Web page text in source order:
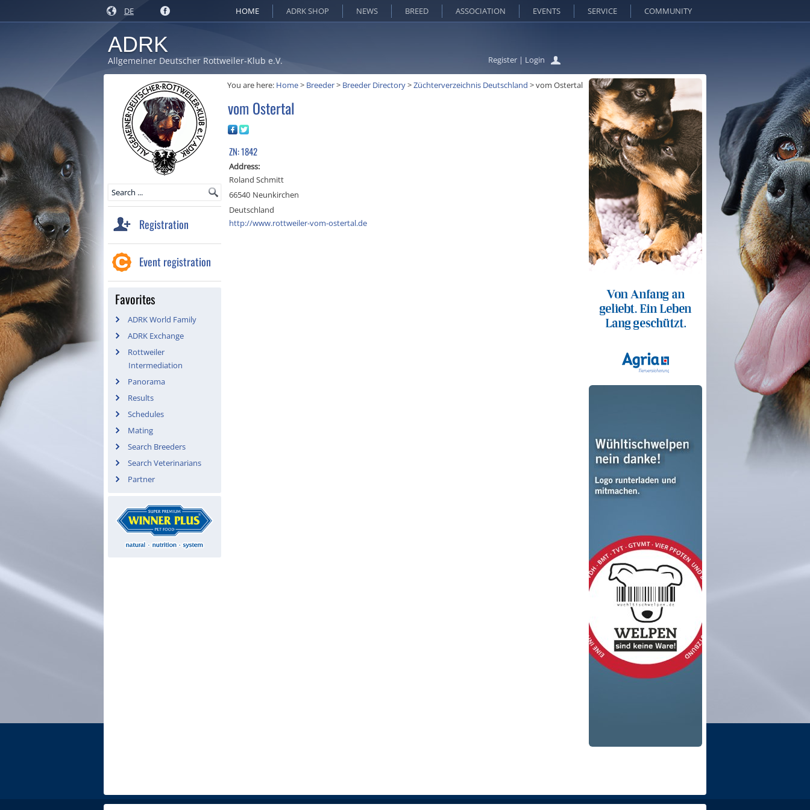
DE
Register | Login
HOME ADRK SHOP NEWS BREED ASSOCIATION EVENTS SERVICE COMMUNITY
ADRK
Allgemeiner Deutscher Rottweiler-Klub e.V.
Registration
Event registration
Favorites
ADRK World Family
ADRK Exchange
Rottweiler
Intermediation
Panorama
Results
Schedules
Mating
Search Breeders
Search Veterinarians
Partner
You are here: Home> Breeder> Breeder Directory>Züchterverzeichnis Deutschland >vom Ostertal
vom Ostertal
ZN: 1842
Address:
Roland Schmitt
66540 Neunkirchen
Deutschland
http://www.rottweiler-vom-ostertal.de